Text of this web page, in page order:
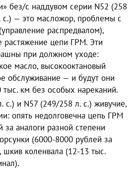
без/с наддувом серии N52 (258
с.) — это масложор, проблемы с
распредвалом),
цепи ГРМ. Эти
при должном уходе:
масло, высокооктановый
обслуживание — и будут они
км без особых нареканий.
с.) и N57 (249/258 л. с.) живучие,
опять недолговечна цепь ГРМ
аналоги разной степени
(6000-8000 рублей за
шкив коленвала (12-13 тыс.